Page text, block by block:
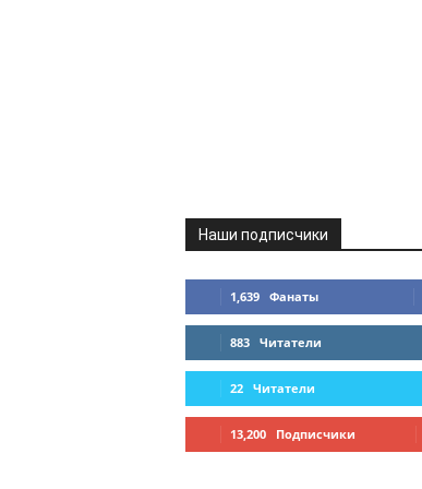
Наши подписчики
1,639 Фанаты
883 Читатели
22 Читатели
13,200 Подписчики